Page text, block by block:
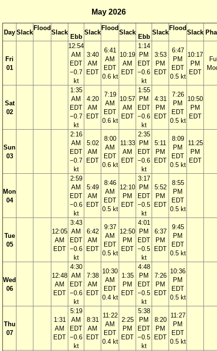
May 2026
Day Slack
Flood
Slack
Ebb
Slack
Flood
Slack
Ebb
Slack
Flood
Slack
Fri
01
12:54
AM
EDT
−0.7
kt
3:40
AM
EDT
6:41
AM
EDT
0.6 kt
10:19
AM
EDT
1:14
PM
EDT
−0.6
kt
3:53
PM
EDT
6:47
PM
EDT
0.5 kt
10:17
PM
EDT
Sat
02
1:35
AM
EDT
−0.7
kt
4:20
AM
EDT
7:19
AM
EDT
0.6 kt
10:57
AM
EDT
1:55
PM
EDT
−0.6
kt
4:31
PM
EDT
7:26
PM
EDT
0.5 kt
10:50
PM
EDT
Sun
03
2:16
AM
EDT
−0.7
kt
5:02
AM
EDT
8:00
AM
EDT
0.6 kt
11:33
AM
EDT
2:35
PM
EDT
−0.6
kt
5:11
PM
EDT
8:09
PM
EDT
0.5 kt
11:25
PM
EDT
Mon
04
2:59
AM
EDT
−0.6
kt
5:49
AM
EDT
8:46
AM
EDT
0.5 kt
12:10
PM
EDT
3:17
PM
EDT
−0.5
kt
5:52
PM
EDT
8:55
PM
EDT
0.5 kt
Tue
05
12:05
AM
EDT
3:43
AM
EDT
−0.6
kt
6:42
AM
EDT
9:37
AM
EDT
0.5 kt
12:50
PM
EDT
4:01
PM
EDT
−0.5
kt
6:37
PM
EDT
9:45
PM
EDT
0.5 kt
Wed
06
12:48
AM
EDT
4:30
AM
EDT
−0.6
kt
7:38
AM
EDT
10:30
AM
EDT
0.4 kt
1:35
PM
EDT
4:48
PM
EDT
−0.5
kt
7:26
PM
EDT
10:36
PM
EDT
0.5 kt
Thu
07
1:31
AM
EDT
5:19
AM
EDT
−0.6
kt
8:31
AM
EDT
11:22
AM
EDT
0.4 kt
2:25
PM
EDT
5:38
PM
EDT
−0.5
kt
8:20
PM
EDT
11:27
PM
EDT
0.5 kt